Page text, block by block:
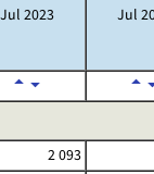
Jul 2023 Jul
2 093